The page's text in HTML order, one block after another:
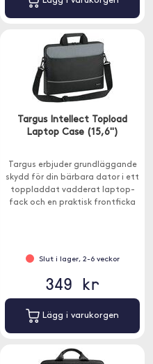
Targus Intellect Topload
Laptop Case (15,6")
Targus erbjuder grundläggande
skydd för din bärbara dator i ett
toppladdat vadderat laptop-
fack och en praktisk frontficka
Slut i lager, 2-6 veckor
349 kr
Lägg i varukorgen